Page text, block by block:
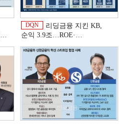
DQN
리딩금융 지킨 KB,
순익 3.9조…ROE·
상반기 금융 리그테이블]